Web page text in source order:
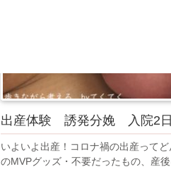
出産体験 誘発分娩 入院2
いよいよ出産！コロナ禍の出産って
のMVPグッズ・不要だったもの、産